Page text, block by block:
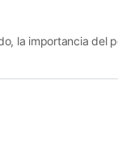
la importancia